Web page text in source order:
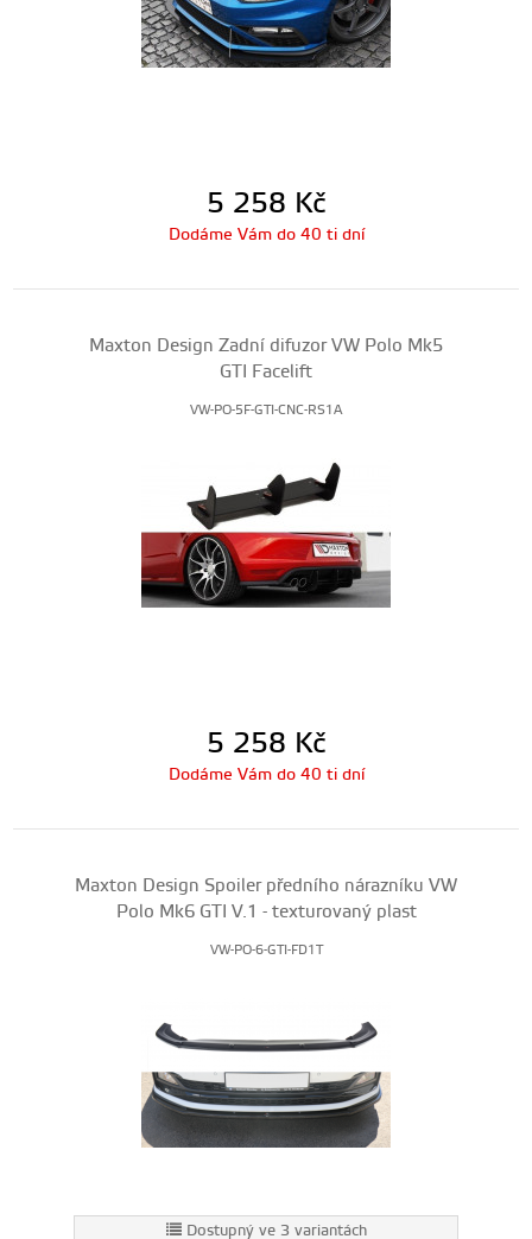
5 258 Kč
Dodáme Vám do 40 ti dní
Maxton Design Zadní difuzor VW Polo Mk5
GTI Facelift
VW-PO-5F-GTI-CNC-RS1A
5 258 Kč
Dodáme Vám do 40 ti dní
Maxton Design Spoiler předního nárazníku VW
Polo Mk6 GTI V.1 - texturovaný plast
VW-PO-6-GTI-FD1T
Dostupný ve 3 variantách